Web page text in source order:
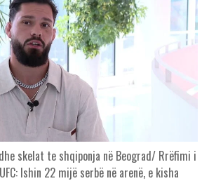
skelat te shqiponja në Beograd/ Rrëfimi i
Ishin 22 mijë serbë në arenë, e kisha